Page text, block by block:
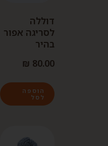
דוללה
לסריגה אפור
בהיר
₪ 80.00
הוספה
לסל